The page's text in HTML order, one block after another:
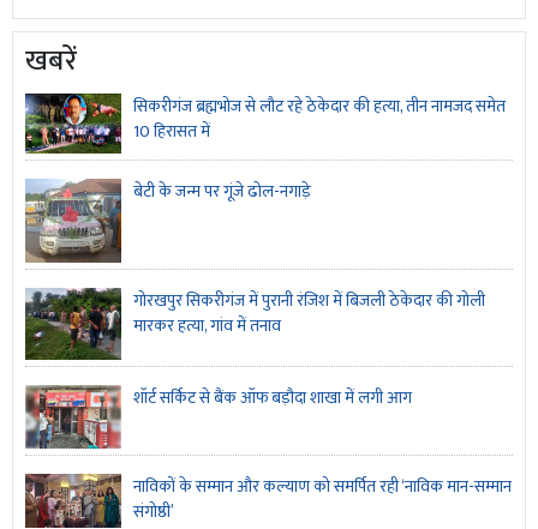
खबरें
सिकरीगंज ब्रह्मभोज से लौट रहे ठेकेदार की हत्या, तीन नामजद समेत
10 हिरासत में
बेटी के जन्म पर गूंजे ढोल-नगाड़े
गोरखपुर सिकरीगंज में पुरानी रंजिश में बिजली ठेकेदार की गोली
मारकर हत्या, गांव में तनाव
शॉर्ट सर्किट से बैंक ऑफ बड़ौदा शाखा में लगी आग
नाविकों के सम्मान और कल्याण को समर्पित रही ‘नाविक मान-सम्मान
संगोष्ठी’